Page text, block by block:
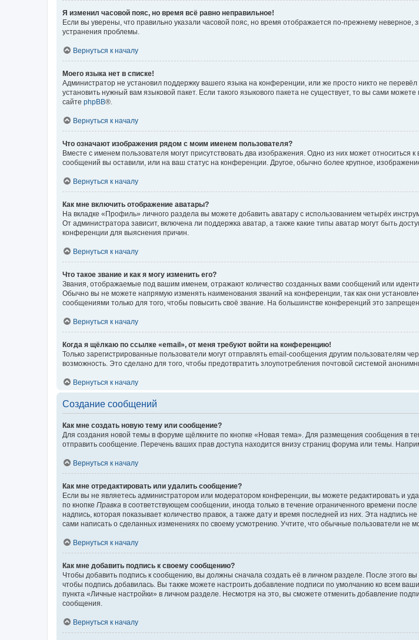
Я изменил часовой пояс, но время всё равно неправильное!
Если вы уверены, что правильно указали часовой пояс, но время отображается по-прежнему
устранения проблемы.
Вернуться к началу
Моего языка нет в списке!
Администратор не установил поддержку вашего языка на конференции, или же просто никто не
установить нужный вам языковой пакет. Если такого языкового пакета не существует, то вы сами
сайте phpBB®.
Вернуться к началу
Что означают изображения рядом с моим именем пользователя?
Вместе с именем пользователя могут присутствовать два изображения. Одно из них может относиться
сообщений вы оставили, или на ваш статус на конференции. Другое, обычно более крупное,
Вернуться к началу
Как мне включить отображение аватары?
На вкладке «Профиль» личного раздела вы можете добавить аватару с использованием четырёх
От администратора зависит, включена ли поддержка аватар, а также какие типы аватар могут быть
конференции для выяснения причин.
Вернуться к началу
Что такое звание и как я могу изменить его?
Звания, отображаемые под вашим именем, отражают количество созданных вами сообщений или
Обычно вы не можете напрямую изменять наименования званий на конференции, так как они
сообщениями только для того, чтобы повысить своё звание. На большинстве конференций это
Вернуться к началу
Когда я щёлкаю по ссылке «email», от меня требуют войти на конференцию!
Только зарегистрированные пользователи могут отправлять email-сообщения другим пользователям
возможность. Это сделано для того, чтобы предотвратить злоупотребления почтовой системой
Вернуться к началу
Создание сообщений
Как мне создать новую тему или сообщение?
Для создания новой темы в форуме щёлкните по кнопке «Новая тема». Для размещения сообщения в
отправить сообщение. Перечень ваших прав доступа находится внизу страниц форума или темы.
Вернуться к началу
Как мне отредактировать или удалить сообщение?
Если вы не являетесь администратором или модератором конференции, вы можете редактировать и
по кнопке Правка в соответствующем сообщении, иногда только в течение ограниченного времени
надпись, которая показывает количество правок, а также дату и время последней из них. Эта
сами написать о сделанных изменениях по своему усмотрению. Учтите, что обычные пользователи не
Вернуться к началу
Как мне добавить подпись к своему сообщению?
Чтобы добавить подпись к сообщению, вы должны сначала создать её в личном разделе. После этого
чтобы подпись добавилась. Вы также можете настроить добавление подписи по умолчанию ко всем
пункта «Личные настройки» в личном разделе. Несмотря на это, вы сможете отменить добавление
сообщения.
Вернуться к началу